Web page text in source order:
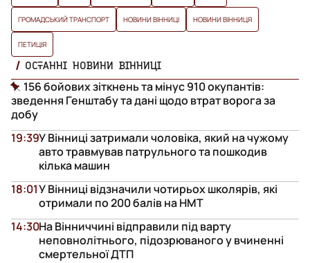
ГРОМАДСЬКИЙ ТРАНСПОРТ НОВИНИ ВІННИЦІ НОВИНИ ВІННИЦЯ
ПЕТИЦІЯ
ОСТАННІ НОВИНИ ВІННИЦІ
156 бойових зіткнень та мінус 910 окупантів:
зведення Генштабу та дані щодо втрат ворога за
добу
У Вінниці затримали чоловіка, який на чужому
авто травмував патрульного та пошкодив
кілька машин
19:39
У Вінниці відзначили чотирьох школярів, які
отримали по 200 балів на НМТ
18:01
На Вінниччині відправили під варту
неповнолітнього, підозрюваного у вчиненні
смертельної ДТП
14:30